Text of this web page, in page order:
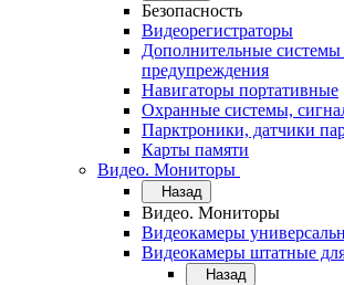
Безопасность
Видеорегистраторы
Дополнительные системы
предупреждения
Навигаторы портативные
Охранные системы,
Парктроники, датчики
Карты памяти
Видео. Мониторы
Назад
Видео. Мониторы
Видеокамеры
Видеокамеры штатные
Назад